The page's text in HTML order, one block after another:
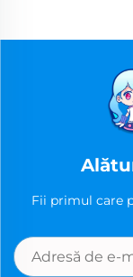
Fii primul care